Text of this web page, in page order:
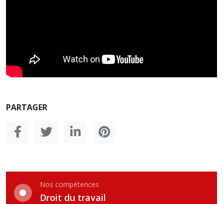
PARTAGER
Nos compétences
Droit du travail